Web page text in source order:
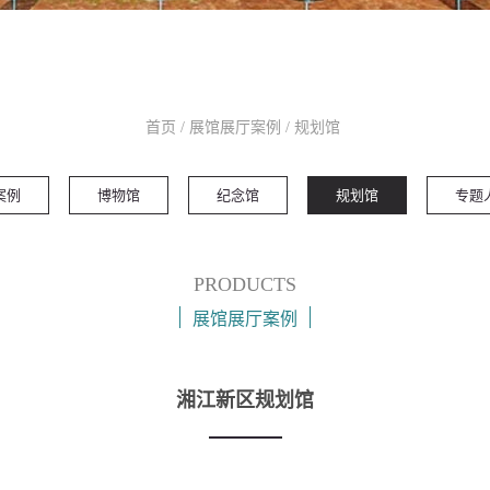
首页 / 展馆展厅案例 / 规划馆
例 博物馆 纪念馆 规划馆 专题
PRODUCTS
展馆展厅案例
湘江新区规划馆